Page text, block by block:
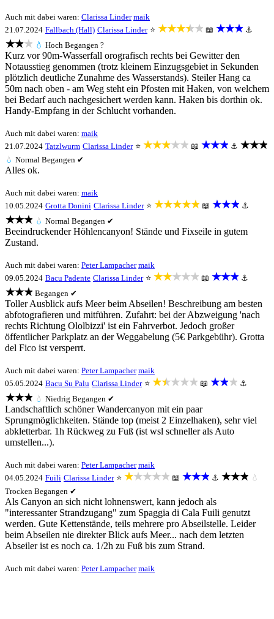
Auch mit dabei waren: Clarissa Linder maik
21.07.2024 Fallbach (Hall) Clarissa Linder ⭐ ★★★★★ 📖 ★★★ ⚓
★★★ 💧 Hoch Begangen ?
Kurz vor 90m-Wasserfall orografisch rechts bei Gewitter den
Notausstieg genommen (trotz kleinem Einzugsgebiet in Sekunden
plötzlich deutliche Zunahme des Wasserstands). Steiler Hang ca
50m nach oben - am Weg steht ein Pfosten mit Haken, von welchem
bei Bedarf auch nachgesichert werden kann. Haken bis dorthin ok.
Handy-Empfang in der Schlucht vorhanden.
Auch mit dabei waren: maik
21.07.2024 Tatzlwurm Clarissa Linder ⭐ ★★★★★ 📖 ★★★ ⚓ ★★★
💧 Normal Begangen ✔
Alles ok.
Auch mit dabei waren: maik
10.05.2024 Grotta Donini Clarissa Linder ⭐ ★★★★★ 📖 ★★★ ⚓
★★★ 💧 Normal Begangen ✔
Beeindruckender Höhlencanyon! Stände und Fixseile in gutem
Zustand.
Auch mit dabei waren: Peter Lampacher maik
09.05.2024 Bacu Padente Clarissa Linder ⭐ ★★★★★ 📖 ★★★ ⚓
★★★ Begangen ✔
Toller Ausblick aufs Meer beim Abseilen! Beschreibung am besten
abfotografieren und mitführen. Zufahrt: bei der Abzweigung 'nach
rechts Richtung Ololbizzi' ist ein Fahrverbot. Jedoch großer
öffentlicher Parkplatz an der Weggabelung (5€ Parkgebühr). Grotta
del Fico ist versperrt.
Auch mit dabei waren: Peter Lampacher maik
05.05.2024 Bacu Su Palu Clarissa Linder ⭐ ★★★★★ 📖 ★★★ ⚓
★★★ 💧 Niedrig Begangen ✔
Landschaftlich schöner Wandercanyon mit ein paar
Sprungmöglichkeiten. Stände top (meist 2 Einzelhaken), sehr viel
abkletterbar. 1h Rückweg zu Fuß (ist wsl schneller als Auto
umstellen...).
Auch mit dabei waren: Peter Lampacher maik
04.05.2024 Fuili Clarissa Linder ⭐ ★★★★★ 📖 ★★★ ⚓ ★★★ 💧
Trocken Begangen ✔
Als Canyon an sich nicht lohnenswert, kann jedoch als
"interessanter Strandzugang" zum Spaggia di Cala Fuili genutzt
werden. Gute Kettenstände, teils mehrere pro Abseilstelle. Leider
beim Abseilen nie direkter Blick aufs Meer... nach dem letzten
Abseiler ist es noch ca. 1/2h zu Fuß bis zum Strand.
Auch mit dabei waren: Peter Lampacher maik